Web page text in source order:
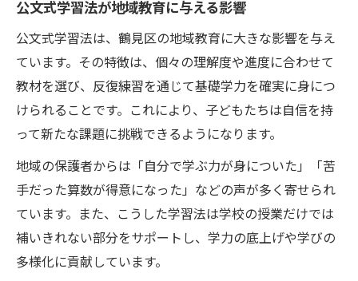
公文式学習法が地域教育に与える影響
公文式学習法は、鶴見区の地域教育に大きな影響を与え
ています。その特徴は、個々の理解度や進度に合わせて
教材を選び、反復練習を通じて基礎学力を確実に身につ
けられることです。これにより、子どもたちは自信を持
って新たな課題に挑戦できるようになります。
地域の保護者からは「自分で学ぶ力が身についた」「苦
手だった算数が得意になった」などの声が多く寄せられ
ています。また、こうした学習法は学校の授業だけでは
補いきれない部分をサポートし、学力の底上げや学びの
多様化に貢献しています。